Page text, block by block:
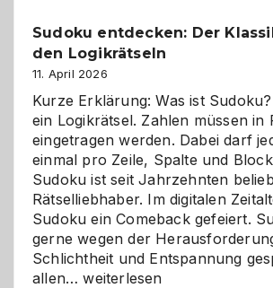
Sudoku entdecken: Der
den Logikrätseln
11. April 2026
Kurze Erklärung: Was ist
ein Logikrätsel. Zahlen müssen in
eingetragen werden. Dabei darf
einmal pro Zeile, Spalte und
Sudoku ist seit Jahrzehnten
Rätselliebhaber. Im digitalen
Sudoku ein Comeback gefeiert.
gerne wegen der
Schlichtheit und Entspannung
allen…Sudoku
weiterlesen